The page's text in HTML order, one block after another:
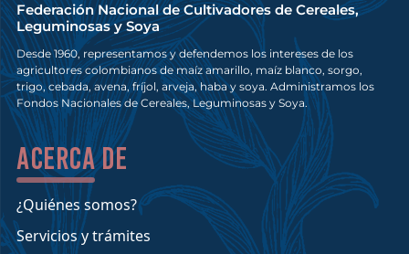
Federación Nacional de Cultivadores de Cereales,
Leguminosas y Soya
Desde 1960, representamos y defendemos los intereses de los
agricultores colombianos de maíz amarillo, maíz blanco, sorgo,
trigo, cebada, avena, fríjol, arveja, haba y soya. Administramos los
Fondos Nacionales de Cereales, Leguminosas y Soya.
Acerca de
¿Quiénes somos?
Servicios y trámites